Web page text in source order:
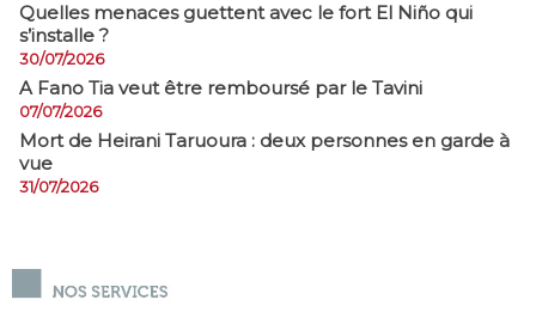
Quelles menaces guettent avec le fort El Niño qui
s’installe ?
30/07/2026
A Fano Tia veut être remboursé par le Tavini
07/07/2026
Mort de Heirani Taruoura : deux personnes en garde à
vue
31/07/2026